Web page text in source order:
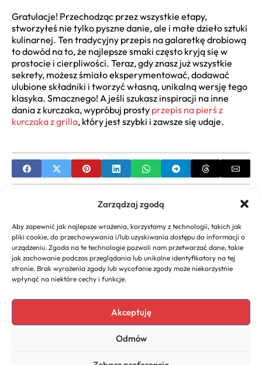
Zarządzaj zgodą
Aby zapewnić jak najlepsze wrażenia, korzystamy z technologii, takich jak
pliki cookie, do przechowywania i/lub uzyskiwania dostępu do informacji o
urządzeniu. Zgoda na te technologie pozwoli nam przetwarzać dane, takie
jak zachowanie podczas przeglądania lub unikalne identyfikatory na tej
stronie. Brak wyrażenia zgody lub wycofanie zgody może niekorzystnie
wpłynąć na niektóre cechy i funkcje.
Akceptuję
Odmów
Gratulacje! Przechodząc przez wszystkie etapy,
stworzyłeś nie tylko pyszne danie, ale i małe dzieło sztuki
kulinarnej. Ten tradycyjny przepis na galaretkę drobiową
to dowód na to, że najlepsze smaki często kryją się w
prostocie i cierpliwości. Teraz, gdy znasz już wszystkie
sekrety, możesz śmiało eksperymentować, dodawać
ulubione składniki i tworzyć własną, unikalną wersję tego
klasyka. Smacznego! A jeśli szukasz inspiracji na inne
dania z kurczaka, wypróbuj prosty przepis na pierś z
kurczaka z grilla, który jest szybki i zawsze się udaje.
Soczysta pierś z kurczaka z grilla elektrycznego:
Sprawdzony przepis
NEXT
Przepis na surówkę z białej kapusty jak z baru |
Copyright 2026. All rights